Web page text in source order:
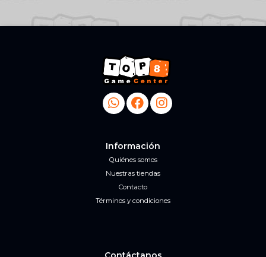
Información
Quiénes somos
Nuestras tiendas
Contacto
Términos y condiciones